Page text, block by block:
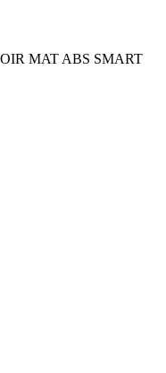
MAT ABS SMART